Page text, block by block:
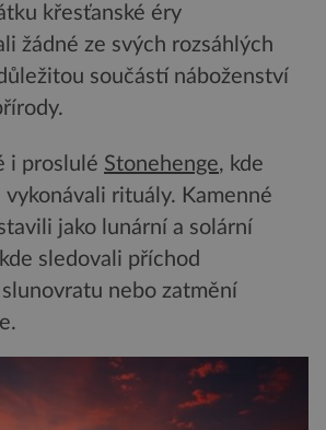
křesťanské éry
žádné ze svých rozsáhlých
součástí náboženství
i proslulé Stonehenge, kde
rituály. Kamenné
jako lunární a solární
sledovali příchod
nebo zatmění